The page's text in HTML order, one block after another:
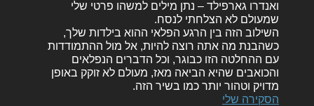
ואנדרו גארפילד – נתן מילים למשהו פרטי שלי
שמעולם לא הצלחתי לנסח.
השילוב הזה בין הרגע הפלאי ההוא בילדות שלך,
כשהבנת מה אתה רוצה להיות, אל מול ההתמודדות
עם ההחלטה הזו כבוגר, וכל הדברים הנפלאים
והכואבים שהיא הביאה מאז, מעולם לא זוקק באופן
מדויק וטהור יותר כמו בשיר הזה.
הסקירה שלי